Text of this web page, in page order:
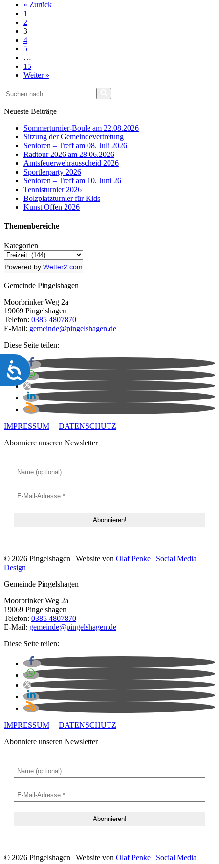
Barrierefreiheit
« Zurück
1
2
3
4
5
…
15
Weiter »
Suchen
nach …
Neueste Beiträge
Sommerturnier-Boule am 22.08.2026
Sitzung der Gemeindevertretung
Senioren – Treff am 08. Juli 2026
Radtour 2026 am 28.06.2026
Amtsfeuerwehrausscheid 2026
Sportlerparty 2026
Senioren – Treff am 10. Juni 26
Tennisturnier 2026
Bolzplatzturnier für Kids
Kunst Offen 2026
Themenbereiche
Kategorien
Powered by Wetter2.com
Gemeinde Pingelshagen
Moorbrinker Weg 2a
19069 Pingelshagen
Telefon: 0385 4807870
E-Mail: gemeinde@pingelshagen.de
Diese Seite teilen:
IMPRESSUM | DATENSCHUTZ
Abonniere unseren Newsletter
© 2026 Pingelshagen | Website von Olaf Penke | Social Media
Design
Gemeinde Pingelshagen
Moorbrinker Weg 2a
19069 Pingelshagen
Telefon: 0385 4807870
E-Mail: gemeinde@pingelshagen.de
Diese Seite teilen:
IMPRESSUM | DATENSCHUTZ
Abonniere unseren Newsletter
© 2026 Pingelshagen | Website von Olaf Penke | Social Media